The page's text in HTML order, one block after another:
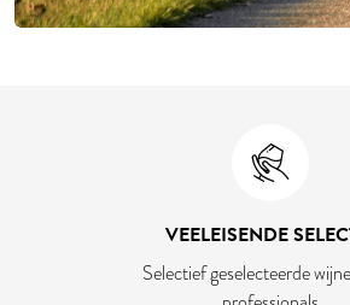
VEELEISENDE
Selectief geselecteerde